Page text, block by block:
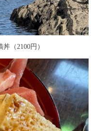
（2100円）